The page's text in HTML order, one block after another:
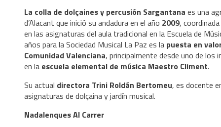
La colla de dolçaines y percusión Sargantana es una
d’Alacant que inició su andadura en el año 2009,
en las asignaturas del aula tradicional en la Escuela de
años para la Sociedad Musical La Paz es la puesta en
Comunidad Valenciana, principalmente desde uno de
en la escuela elemental de música Maestro Climent.
Su actual directora Trini Roldán Bertomeu, es docente
asignaturas de dolçaina y jardín musical.
Nadalenques Al Carrer